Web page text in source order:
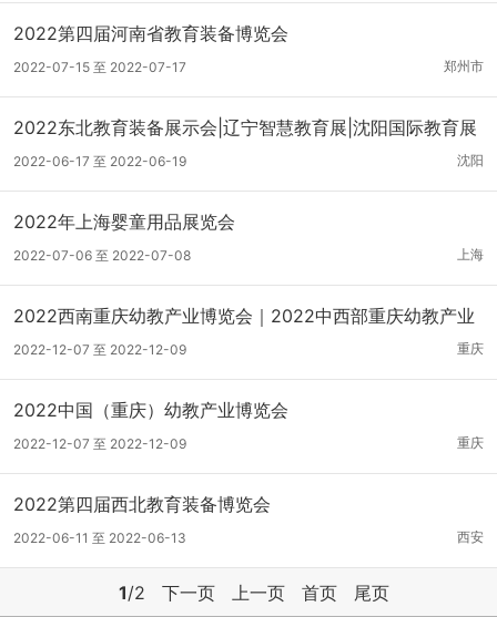
2022第四届河南省教育装备博览会
郑州市
2022-07-15 至 2022-07-17
2022东北教育装备展示会|辽宁智慧教育展|沈阳国际教育展
会
沈阳
2022-06-17 至 2022-06-19
2022年上海婴童用品展览会
上海
2022-07-06 至 2022-07-08
2022西南重庆幼教产业博览会｜2022中西部重庆幼教产业
展
重庆
2022-12-07 至 2022-12-09
2022中国（重庆）幼教产业博览会
重庆
2022-12-07 至 2022-12-09
2022第四届西北教育装备博览会
西安
2022-06-11 至 2022-06-13
1/2 下一页 上一页 首页 尾页